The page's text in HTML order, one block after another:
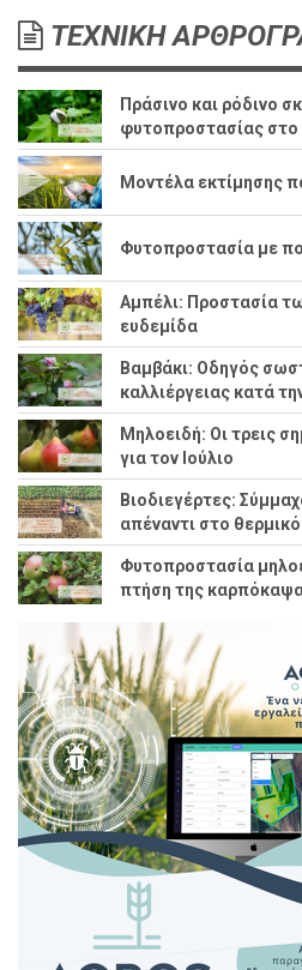
ΤΕΧΝΙΚΗ
Πράσινο και ρόδινο
φυτοπροστασίας
Μοντέλα εκτίμησης
Φυτοπροστασία με
Αμπέλι: Προστασία
ευδεμίδα
Βαμβάκι: Οδηγός
καλλιέργειας κατά
Μηλοειδή: Οι τρεις
για τον Ιούλιο
Βιοδιεγέρτες:
απέναντι στο
Φυτοπροστασία
πτήση της